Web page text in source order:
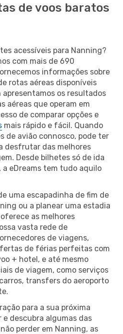
de voos baratos
acessíveis para Nanning?
com mais de 690
informações sobre
rotas aéreas disponíveis
apresentamos os resultados
aéreas que operam em
de comparar opções e
mais rápido e fácil. Quando
de avião connosco, pode ter
desfrutar das melhores
Desde bilhetes só de ida
a eDreams tem tudo aquilo
uma escapadinha de fim de
ou a planear uma estadia
as melhores
vasta rede de
de viagens,
de férias perfeitas com
+ hotel, e até mesmo
de viagem, como serviços
transfers do aeroporto
para a sua próxima
descubra algumas das
perder em Nanning, as